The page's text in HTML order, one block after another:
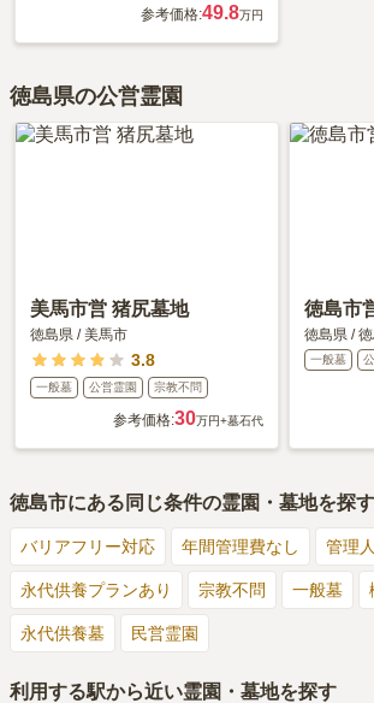
参考価格:49.8万円
徳島県の公営霊園
美馬市営 猪尻墓地
徳島県 /美馬市
3.8
一般墓 公営霊園 宗教不問
参考価格:30万円+墓石代
徳島市
徳島県 /
一般墓
徳島市にある同じ条件の霊園・墓地を探す
バリアフリー対応 年間管理費なし 管理
永代供養プランあり 宗教不問 一般墓
永代供養墓 民営霊園
利用する駅から近い霊園・墓地を探す